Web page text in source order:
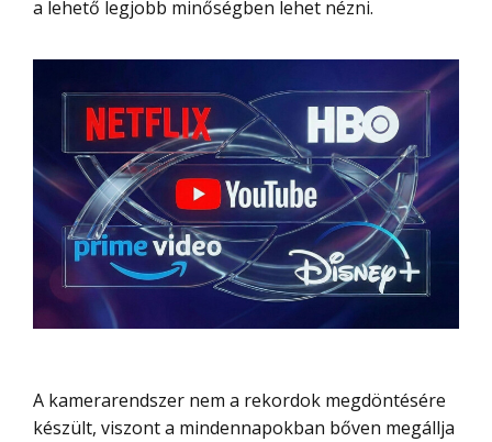
a lehető legjobb minőségben lehet nézni.
A kamerarendszer nem a rekordok megdöntésére
készült, viszont a mindennapokban bőven megállja